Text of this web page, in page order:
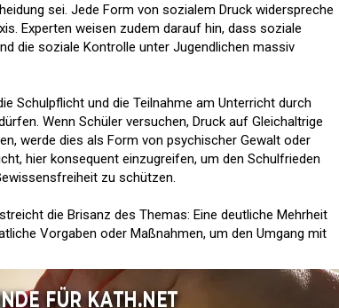
sei. Jede Form von sozialem Druck widerspreche
Experten weisen zudem darauf hin, dass soziale
die soziale Kontrolle unter Jugendlichen massiv
Schulpflicht und die Teilnahme am Unterricht durch
Wenn Schüler versuchen, Druck auf Gleichaltrige
werde dies als Form von psychischer Gewalt oder
hier konsequent einzugreifen, um den Schulfrieden
zu schützen.
die Brisanz des Themas: Eine deutliche Mehrheit
Vorgaben oder Maßnahmen, um den Umgang mit